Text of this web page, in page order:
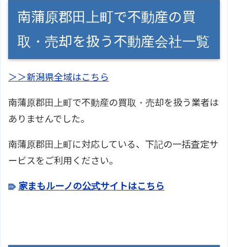
南蒲原郡田上町で不動産の買
取・売却を扱う不動産会社一覧
＞＞新潟県全域はこちら
南蒲原郡田上町で不動産の買取・売却を扱う業者は
ありませんでした。
南蒲原郡田上町に対応している、下記の一括査定サ
ービスをご利用ください。
家まもルーノの公式サイトはこちら